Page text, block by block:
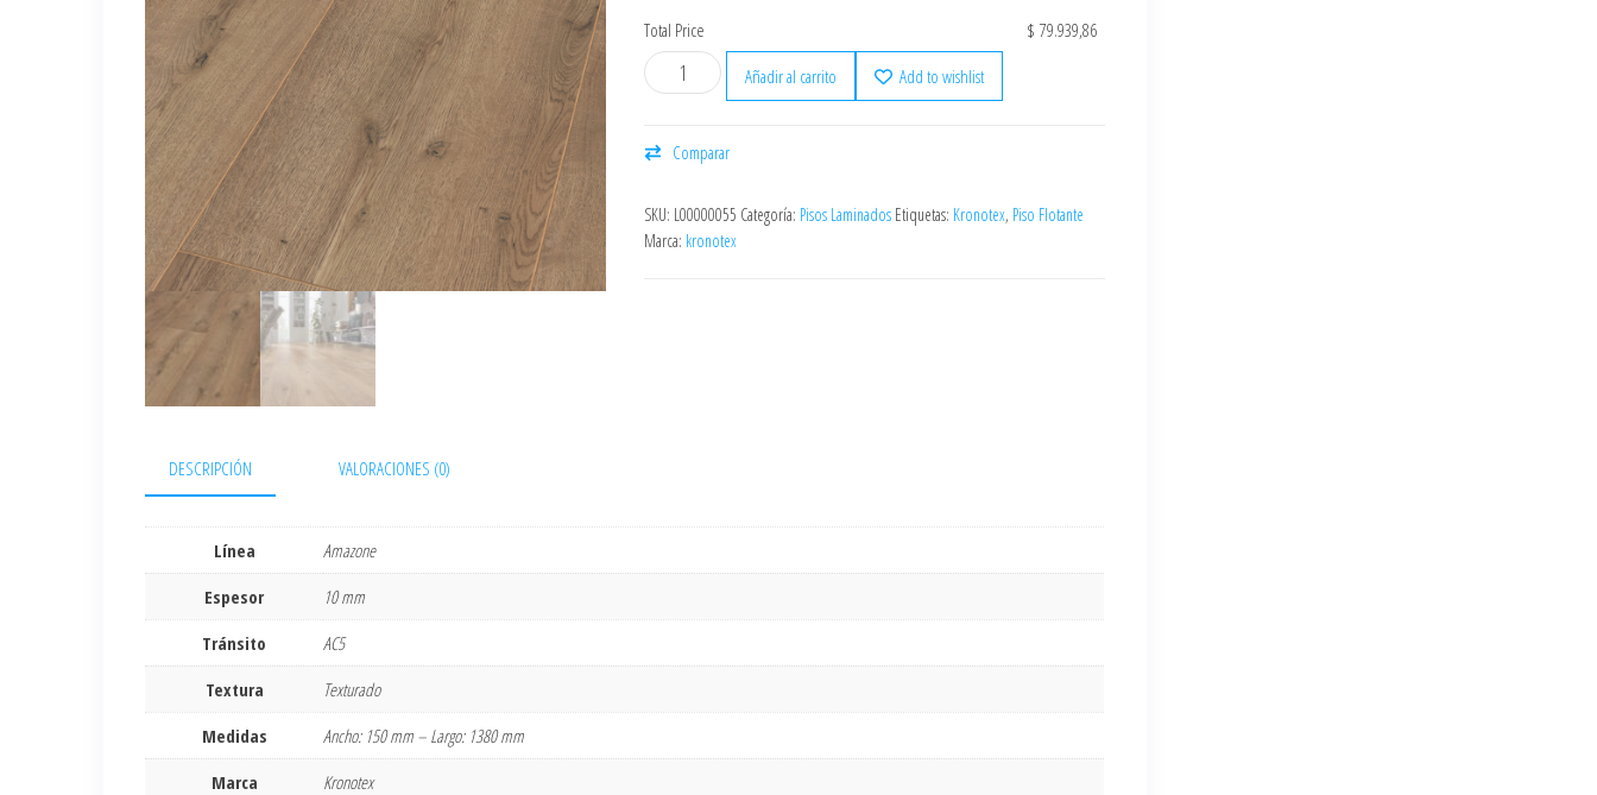
Total Price
$ 79.939,86
Añadir al carrito
Add to wishlist
Comparar
SKU: L00000055 Categoría: Pisos Laminados Etiquetas: Kronotex, Piso Flotante
Marca: kronotex
DESCRIPCIÓN VALORACIONES (0)
Línea
Amazone
Espesor
10 mm
Tránsito
AC5
Textura
Texturado
Medidas
Ancho: 150 mm – Largo: 1380 mm
Marca
Kronotex